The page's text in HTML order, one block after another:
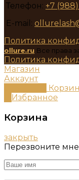
Телефон: +7
E-mail:
Политика
ollure.ru Все права
Политика
Магазин
Аккаунт
Избранное
Корзина
закрыть
Перезвоните мне